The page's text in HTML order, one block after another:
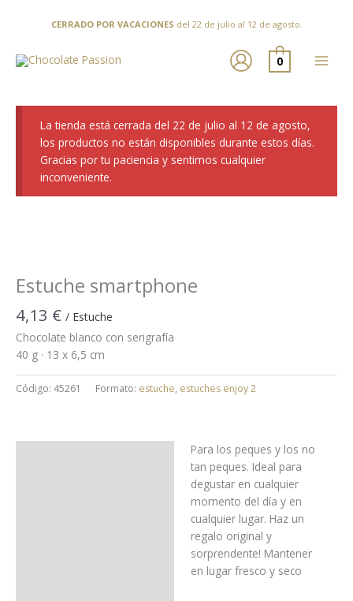
CERRADO POR VACACIONES del 22 de julio al 12 de agosto.
0
La tienda está cerrada del 22 de julio al 12 de agosto,
los productos no están disponibles durante estos días.
Gracias por tu paciencia y sentimos cualquier
inconveniente.
Estuche smartphone
4,13 € / Estuche
Chocolate blanco con serigrafía
40 g · 13 x 6,5 cm
Código: 45261 Formato: estuche, estuches enjoy 2
Para los peques y los no
tan peques. Ideal para
degustar en cualquier
momento del día y en
cualquier lugar. Haz un
regalo original y
sorprendente! Mantener
en lugar fresco y seco